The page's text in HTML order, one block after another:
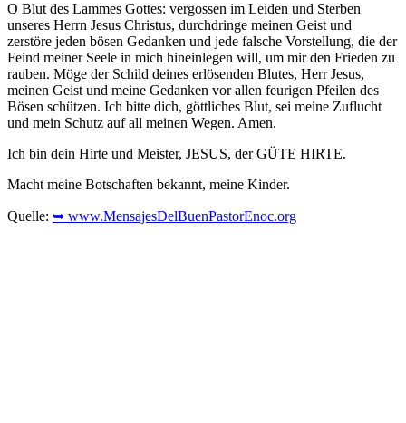
O Blut des Lammes Gottes: vergossen im Leiden und Sterben
unseres Herrn Jesus Christus, durchdringe meinen Geist und
zerstöre jeden bösen Gedanken und jede falsche Vorstellung, die der
Feind meiner Seele in mich hineinlegen will, um mir den Frieden zu
rauben. Möge der Schild deines erlösenden Blutes, Herr Jesus,
meinen Geist und meine Gedanken vor allen feurigen Pfeilen des
Bösen schützen. Ich bitte dich, göttliches Blut, sei meine Zuflucht
und mein Schutz auf all meinen Wegen. Amen.
Ich bin dein Hirte und Meister, JESUS, der GÜTE HIRTE.
Macht meine Botschaften bekannt, meine Kinder.
Quelle: ➥ www.MensajesDelBuenPastorEnoc.org